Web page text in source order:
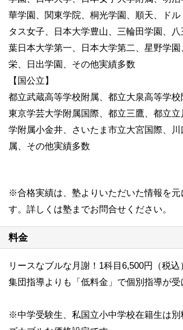
華学園、関東学院、桐光学園、順天、ドル
タス女子、日本大学豊山、三輪田学園、
葉日本大学第一、日本大学第二、星野学園
栄、日出学園、その他実績多数
【国公立】
都立武蔵高等学校附属、都立大泉高等学校
東京学芸大学附属国際、都立三鷹、都立
学附属小金井、さいたま市立大宮国際、
属、その他実績多数
※合格実績は、塾よりいただいた情報を元
す。詳しくは塾までお問合せください。
料金
リースなブルな月謝！1科目6,500円（税込
集団指導よりも「低料金」で個別指導が受
※中学受験生、私国立小中学校在籍生は別